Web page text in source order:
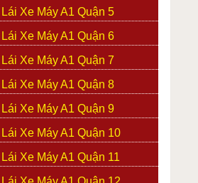
Xe Máy A1 Quận 5
Xe Máy A1 Quận 6
Xe Máy A1 Quận 7
Xe Máy A1 Quận 8
Xe Máy A1 Quận 9
Xe Máy A1 Quận 10
Xe Máy A1 Quận 11